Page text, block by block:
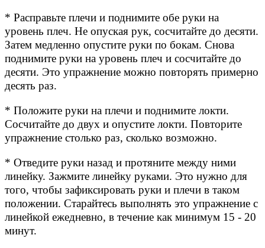
* Расправьте плечи и поднимите обе руки на
уровень плеч. Не опуская рук, сосчитайте до десяти.
Затем медленно опустите руки по бокам. Снова
поднимите руки на уровень плеч и сосчитайте до
десяти. Это упражнение можно повторять примерно
десять раз.
* Положите руки на плечи и поднимите локти.
Сосчитайте до двух и опустите локти. Повторите
упражнение столько раз, сколько возможно.
* Отведите руки назад и протяните между ними
линейку. Зажмите линейку руками. Это нужно для
того, чтобы зафиксировать руки и плечи в таком
положении. Старайтесь выполнять это упражнение с
линейкой ежедневно, в течение как минимум 15 - 20
минут.